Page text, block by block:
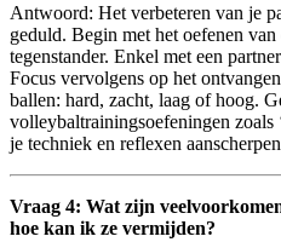
Antwoord: ​Het ‍verbeteren van je
geduld. Begin met het oefenen
tegenstander. Enkel ​met een
‍Focus vervolgens ​op ‌het
ballen: hard, zacht, laag of hoog.
volleybaltrainingsoefeningen zoals
je techniek en reflexen
Vraag​ 4: Wat zijn
hoe kan ik ze vermijden?